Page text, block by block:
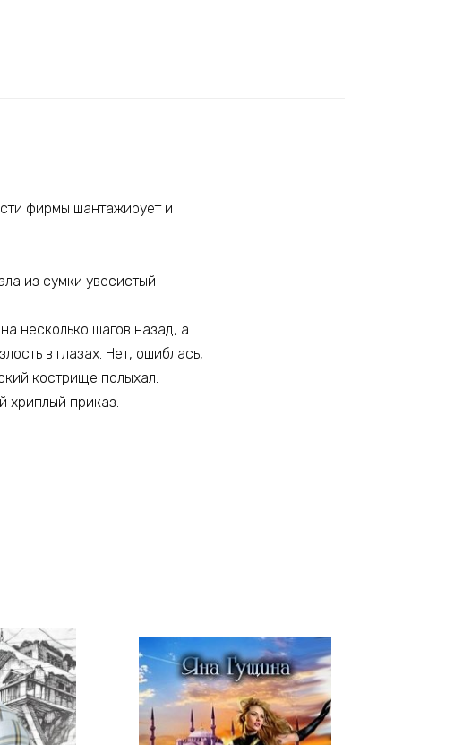
фирмы шантажирует и
из сумки увесистый
несколько шагов назад, а
в глазах. Нет, ошиблась,
кострище полыхал.
хриплый приказ.